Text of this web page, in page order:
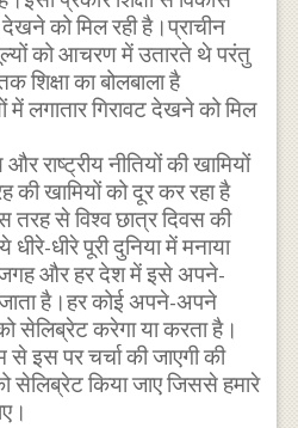
को मिल रही है।प्राचीन
को आचरण में उतारते थे परंतु
शिक्षा का बोलबाला है
लगातार गिरावट देखने को मिल
और राष्ट्रीय नीतियों की खामियों
की खामियों को दूर कर रहा है
तरह से विश्व छात्र दिवस की
धीरे पूरी दुनिया में मनाया
और हर देश में इसे अपने-
है।हर कोई अपने-अपने
सेलिब्रेट करेगा या करता है।
इस पर चर्चा की जाएगी की
सेलिब्रेट किया जाए जिससे हमारे